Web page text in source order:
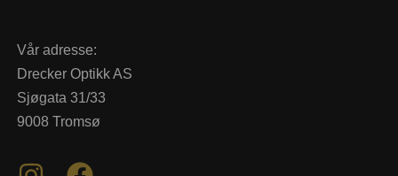
Vår adresse:
Drecker Optikk AS
Sjøgata 31/33
9008 Tromsø